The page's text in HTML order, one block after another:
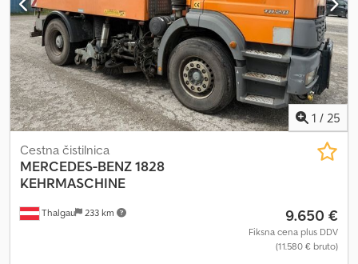
1 / 25
Thalgau 233 km
Cestna čistilnica
MERCEDES-BENZ1828
KEHRMASCHINE
9.650 €
Fiksna cena plus DDV
(11.580 € bruto)